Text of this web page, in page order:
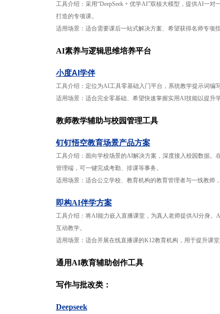
工具介绍：采用“DeepSeek + 优学AI”双核大模型，提供AI一
打造的专项课。
适用场景：适合需要课后一站式解决方案、希望获得名师专项
AI素养与逻辑思维培养平台
小度AI学伴
工具介绍：定位为AI工具零基础入门平台，系统教学提示词
适用场景：适合完全零基础、希望快速掌握实用AI技能以提升
教师教学辅助与校园管理工具
钉钉悟空教育场景产品方案
工具介绍：面向学校场景的AI解决方案，深度接入校园数据
管理端，可一键完成考勤、排课等事务。
适用场景：适合公立学校、教育机构的教育管理者与一线教师
即构AI伴学方案
工具介绍：将AI能力嵌入直播课堂，为真人老师提供AI分身
互动教学。
适用场景：适合开展在线直播课的K12教育机构，用于提升课
通用AI教育辅助创作工具
写作与批改类：
Deepseek